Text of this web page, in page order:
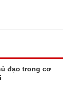
đạo trong cơ